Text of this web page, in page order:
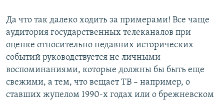
Да что так далеко ходить за примерами! Все чаще
аудитория государственных телеканалов при
оценке относительно недавних исторических
событий руководствуется не личными
воспоминаниями, которые должны бы быть еще
свежими, а тем, что вещает ТВ – например, о
ставших жупелом 1990-х годах или о брежневском